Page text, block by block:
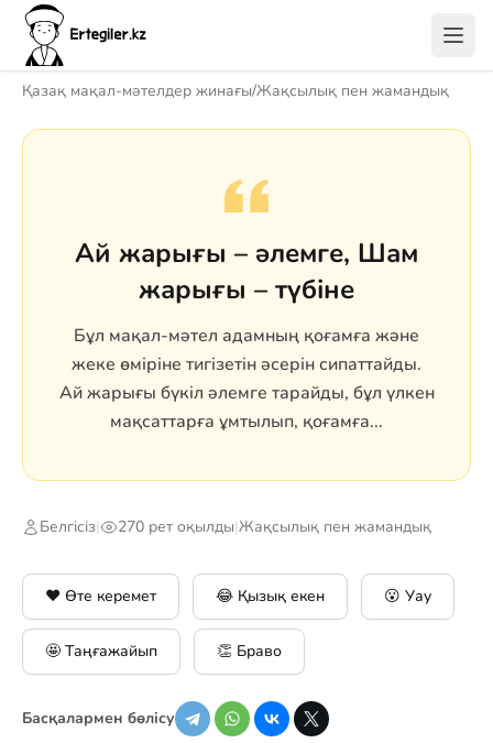
Қазақ мақал-мәтелдер жинағы/Жақсылық пен жамандық
Ай жарығы – әлемге, Шам
жарығы – түбіне
Бұл мақал-мәтел адамның қоғамға және
жеке өміріне тигізетін әсерін сипаттайды.
Ай жарығы бүкіл әлемге тарайды, бұл үлкен
мақсаттарға ұмтылып, қоғамға...
Белгісіз| 270 рет оқылды|Жақсылық пен жамандық
❤️ Өте керемет 😂 Қызық екен 😮 Уау
🤩 Таңғажайып 👏 Браво
Басқалармен бөлісу